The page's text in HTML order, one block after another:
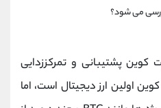
می شود؟
کوین پشتیبانی و تمرکززدایی
اولین ارز دیجیتال است، اما